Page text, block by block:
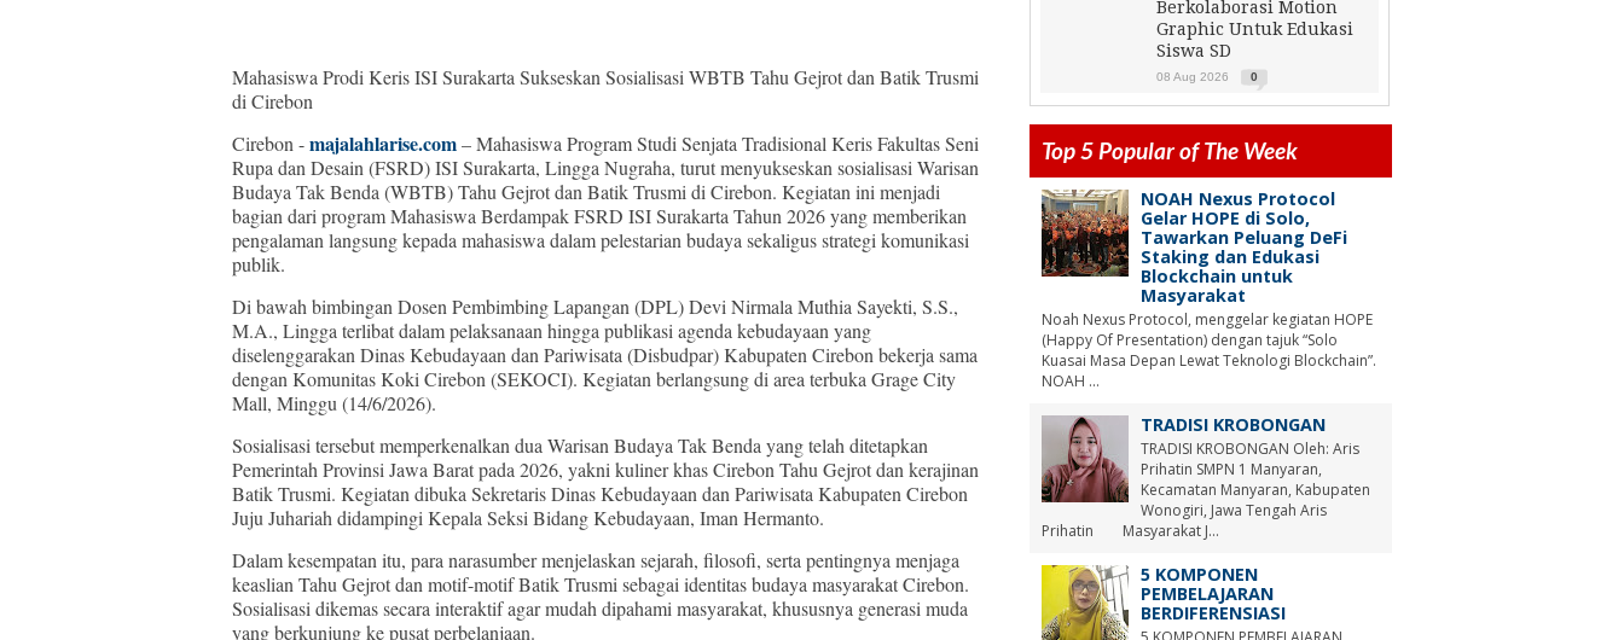
Mahasiswa Prodi Keris ISI Surakarta Sukseskan Sosialisasi WBTB Tahu Gejrot dan Batik Trusmi
di Cirebon
Cirebon -majalahlarise.com– Mahasiswa Program Studi Senjata Tradisional Keris Fakultas Seni
Rupa dan Desain (FSRD) ISI Surakarta, Lingga Nugraha, turut menyukseskan sosialisasi Warisan
Budaya Tak Benda (WBTB) Tahu Gejrot dan Batik Trusmi di Cirebon. Kegiatan ini menjadi
bagian dari program Mahasiswa Berdampak FSRD ISI Surakarta Tahun 2026 yang memberikan
pengalaman langsung kepada mahasiswa dalam pelestarian budaya sekaligus strategi komunikasi
publik.
Di bawah bimbingan Dosen Pembimbing Lapangan (DPL) Devi Nirmala Muthia Sayekti, S.S.,
M.A., Lingga terlibat dalam pelaksanaan hingga publikasi agenda kebudayaan yang
diselenggarakan Dinas Kebudayaan dan Pariwisata (Disbudpar) Kabupaten Cirebon bekerja sama
dengan Komunitas Koki Cirebon (SEKOCI). Kegiatan berlangsung di area terbuka Grage City
Mall, Minggu (14/6/2026).
Sosialisasi tersebut memperkenalkan dua Warisan Budaya Tak Benda yang telah ditetapkan
Pemerintah Provinsi Jawa Barat pada 2026, yakni kuliner khas Cirebon Tahu Gejrot dan kerajinan
Batik Trusmi. Kegiatan dibuka Sekretaris Dinas Kebudayaan dan Pariwisata Kabupaten Cirebon
Juju Juhariah didampingi Kepala Seksi Bidang Kebudayaan, Iman Hermanto.
Dalam kesempatan itu, para narasumber menjelaskan sejarah, filosofi, serta pentingnya menjaga
keaslian Tahu Gejrot dan motif-motif Batik Trusmi sebagai identitas budaya masyarakat Cirebon.
Sosialisasi dikemas secara interaktif agar mudah dipahami masyarakat, khususnya generasi muda
yang berkunjung ke pusat perbelanjaan.
Berkolaborasi Motion
Graphic Untuk Edukasi
Siswa SD
08 Aug 2026 0
Top 5 Popular of The Week
NOAH Nexus Protocol
Gelar HOPE di Solo,
Tawarkan Peluang DeFi
Staking dan Edukasi
Blockchain untuk
Masyarakat
Noah Nexus Protocol, menggelar kegiatan HOPE
(Happy Of Presentation) dengan tajuk “Solo
Kuasai Masa Depan Lewat Teknologi Blockchain”.
NOAH ...
TRADISI KROBONGAN
TRADISI KROBONGAN Oleh: Aris
Prihatin SMPN 1 Manyaran,
Kecamatan Manyaran, Kabupaten
Wonogiri, Jawa Tengah Aris
Prihatin Masyarakat J...
5 KOMPONEN
PEMBELAJARAN
BERDIFERENSIASI